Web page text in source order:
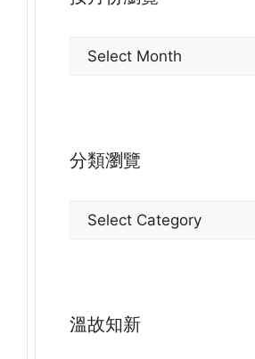
分類瀏覽
溫故知新